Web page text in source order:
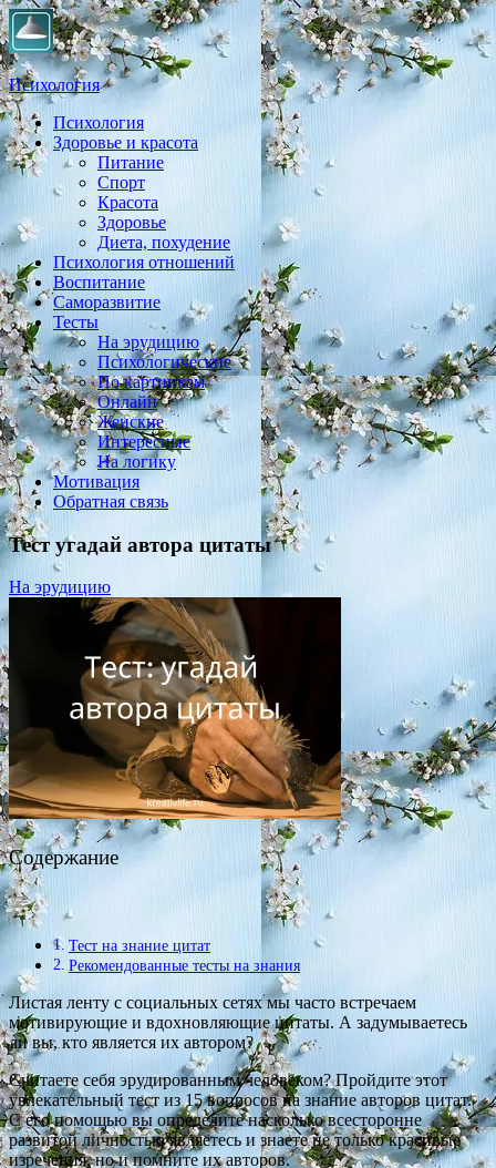
Психология
Практическая психология, личностный рост, экология,
здоровье, воспитание,
Психология
Здоровье и красота
Питание
Спорт
Красота
Здоровье
Диета, похудение
Психология отношений
Воспитание
Саморазвитие
Тесты
На эрудицию
Психологические
По картинкам
Онлайн
Женские
Интересные
На логику
Мотивация
Обратная связь
Тест угадай автора цитаты
На эрудицию
Содержание
Тест на знание цитат
Рекомендованные тесты на знания
Листая ленту с социальных сетях мы часто встречаем
мотивирующие и вдохновляющие цитаты. А задумываетесь
ли вы, кто является их автором?
Считаете себя эрудированным человеком? Пройдите этот
увлекательный тест из 15 вопросов на знание авторов цитат.
С его помощью вы определите насколько всесторонне
развитой личностью являетесь и знаете не только красивые
изречения, но и помните их авторов.